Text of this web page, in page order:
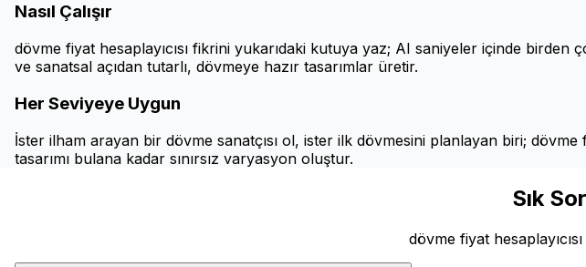
Nasıl Çalışır
dövme fiyat hesaplayıcısı fikrini yukarıdaki kutuya yaz; AI saniyeler içinde
ve sanatsal açıdan tutarlı, dövmeye hazır tasarımlar üretir.
Her Seviyeye Uygun
İster ilham arayan bir dövme sanatçısı ol, ister ilk dövmesini planlayan biri;
tasarımı bulana kadar sınırsız varyasyon oluştur.
Sık
dövme fiyat